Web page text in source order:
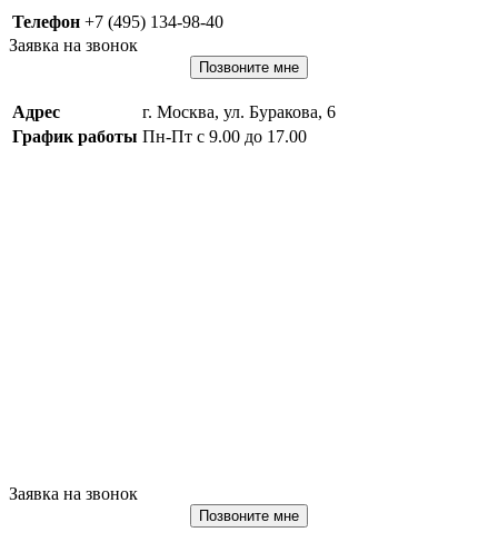
Телефон +7 (495) 134-98-40
Заявка на звонок
Позвоните мне
Адрес
г. Москва, ул. Буракова, 6
График работы Пн-Пт с 9.00 до 17.00
Заявка на звонок
Позвоните мне